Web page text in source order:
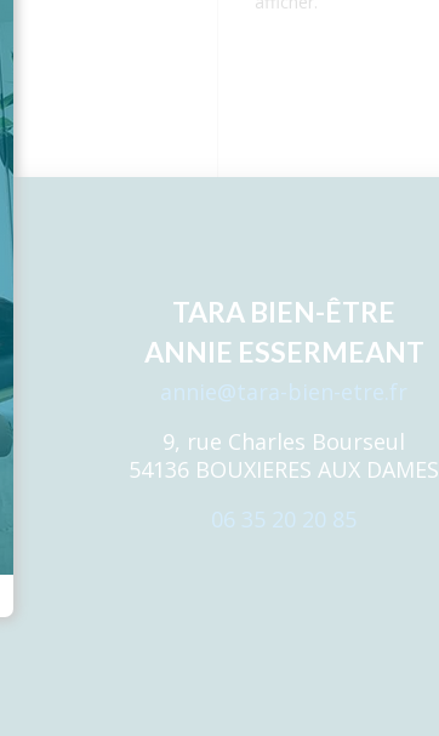
TARA BIEN-ÊTRE
ANNIE ESSERMEANT
annie@tara-bien-etre.fr
9, rue Charles Bourseul
54136 BOUXIERES AUX DAMES
06 35 20 20 85